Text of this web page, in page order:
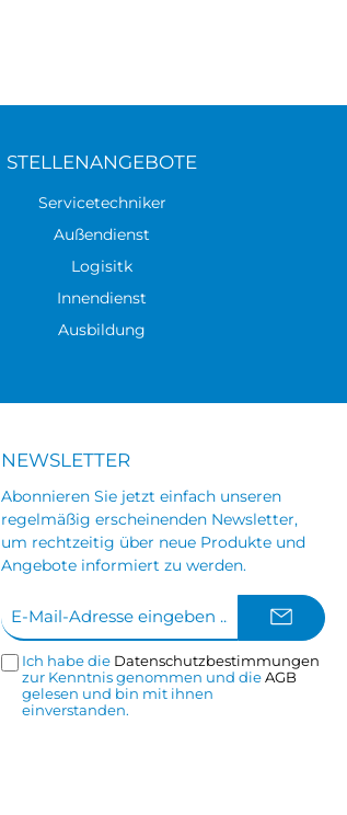
STELLENANGEBOTE
Servicetechniker
Außendienst
Logisitk
Innendienst
Ausbildung
NEWSLETTER
Abonnieren Sie jetzt einfach unseren
regelmäßig erscheinenden Newsletter,
um rechtzeitig über neue Produkte und
Angebote informiert zu werden.
Mail-
Adresse*
Ich habe die Datenschutzbestimmungen
zur Kenntnis genommen und dieAGB
gelesen und bin mit ihnen
einverstanden.